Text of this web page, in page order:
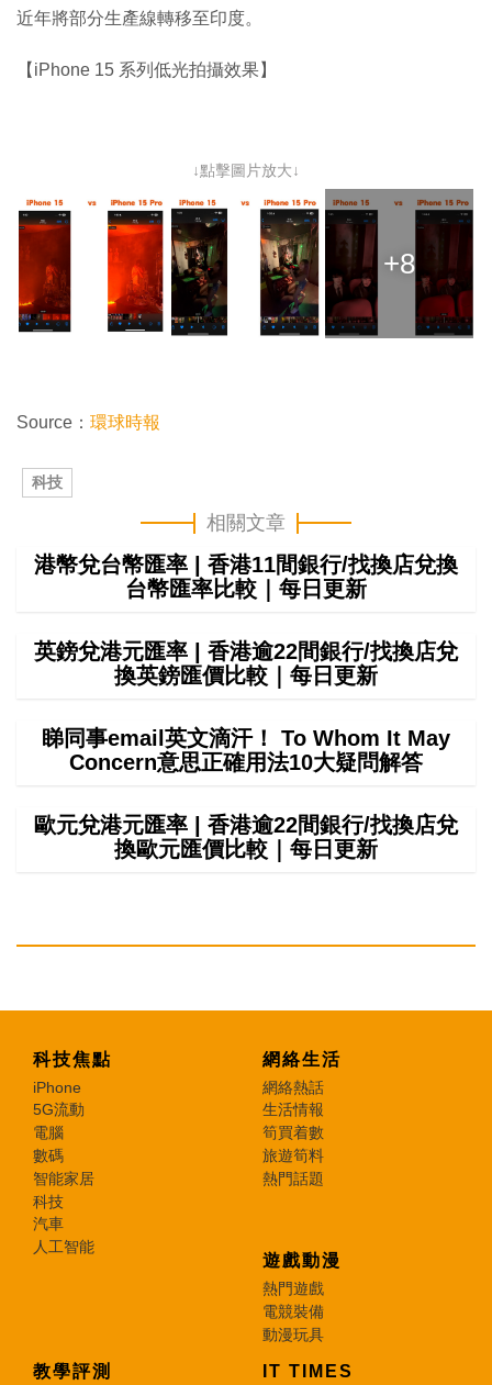
近年將部分生產線轉移至印度。
【iPhone 15 系列低光拍攝效果】
↓點擊圖片放大↓
+8
Source： 環球時報
科技
相關文章
港幣兌台幣匯率 | 香港11間銀行/找換店兌換
台幣匯率比較｜每日更新
英鎊兌港元匯率 | 香港逾22間銀行/找換店兌
換英鎊匯價比較｜每日更新
睇同事email英文滴汗！ To Whom It May
Concern意思正確用法10大疑問解答
歐元兌港元匯率 | 香港逾22間銀行/找換店兌
換歐元匯價比較｜每日更新
科技焦點
iPhone
5G流動
電腦
數碼
智能家居
科技
汽車
人工智能
網絡生活
網絡熱話
生活情報
筍買着數
旅遊筍料
熱門話題
遊戲動漫
熱門遊戲
電競裝備
動漫玩具
教學評測 IT TIMES